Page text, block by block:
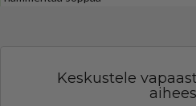
Keskustele